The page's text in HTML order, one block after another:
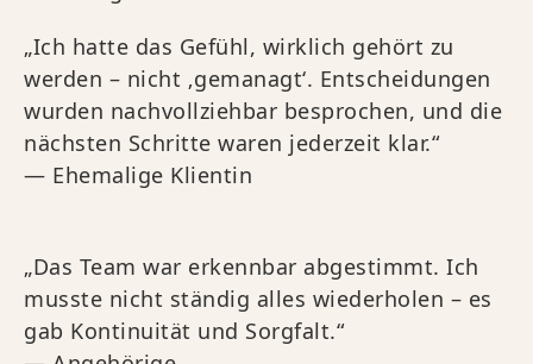
„Ich hatte das Gefühl, wirklich gehört zu
werden – nicht ‚gemanagt‘. Entscheidungen
wurden nachvollziehbar besprochen, und die
nächsten Schritte waren jederzeit klar.“
— Ehemalige Klientin
„Das Team war erkennbar abgestimmt. Ich
musste nicht ständig alles wiederholen – es
gab Kontinuität und Sorgfalt.“